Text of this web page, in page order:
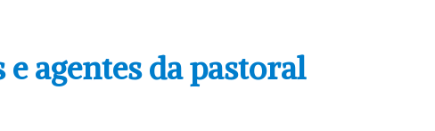
agentes da pastoral